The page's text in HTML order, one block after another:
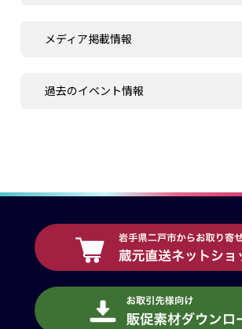
メディア掲載情報
過去のイベント情報